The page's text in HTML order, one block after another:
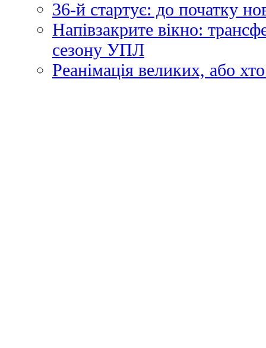
36-й стартує: до початку
Напівзакрите вікно:
сезону УПЛ
Реанімація великих, або